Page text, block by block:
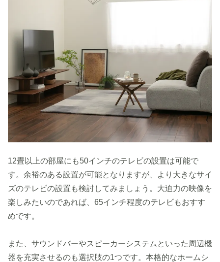
12畳以上の部屋にも50インチのテレビの設置は可能で
す。余裕のある設置が可能となりますが、より大きなサイ
ズのテレビの設置も検討してみましょう。大迫力の映像を
楽しみたいのであれば、65インチ程度のテレビもおすす
めです。
また、サウンドバーやスピーカーシステムといった周辺機
器を充実させるのも選択肢の1つです。本格的なホームシ